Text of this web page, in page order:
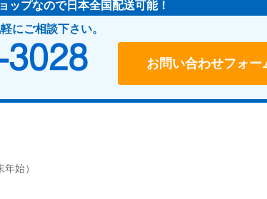
ップなので日本全国配送可能！
にご相談下さい。
048-466-3028 受付時間：10:00～
お問い合わせフォー
始）